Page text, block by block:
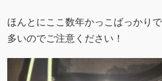
ほんとにここ数年かっこばっかり
多いのでご注意ください！